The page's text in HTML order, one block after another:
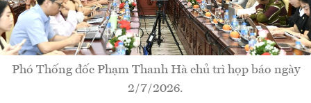
Phó Thống đốc Phạm Thanh Hà chủ trì họp báo ngày
2/7/2026.